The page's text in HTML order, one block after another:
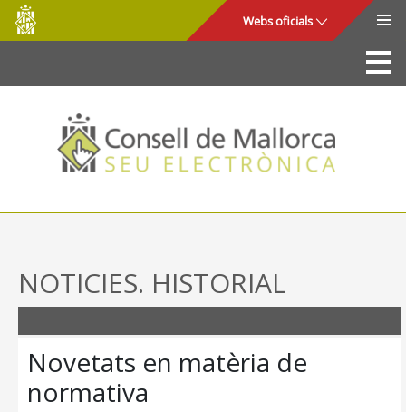
Salta al contingut principal
Consell
de
Mallorca
Webs oficials
La Seu
Consell de Mallorca
Accés i seguretat
Utilitats
Mapa web
NOTICIES. HISTORIAL
Novetats en matèria de
normativa